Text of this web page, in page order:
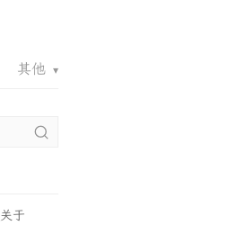
其他 ▾
关于